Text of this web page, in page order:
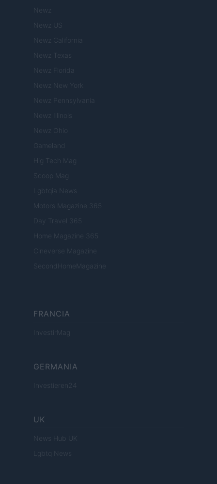
Newz
Newz US
Newz California
Newz Texas
Newz Florida
Newz New York
Newz Pennsylvania
Newz Illinois
Newz Ohio
Gameland
Hig Tech Mag
Scoop Mag
Lgbtqia News
Motors Magazine 365
Day Travel 365
Home Magazine 365
Cineverse Magazine
SecondHomeMagazine
FRANCIA
InvestirMag
GERMANIA
Investieren24
UK
News Hub UK
Lgbtq News